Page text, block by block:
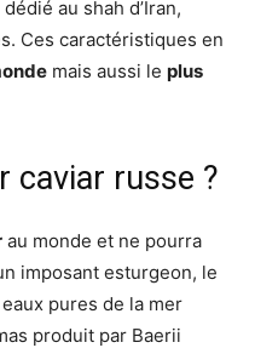
au shah d’Iran,
Ces caractéristiques en
mais aussi le plus
caviar russe ?
au monde et ne pourra
imposant esturgeon, le
pures de la mer
produit par Baerii